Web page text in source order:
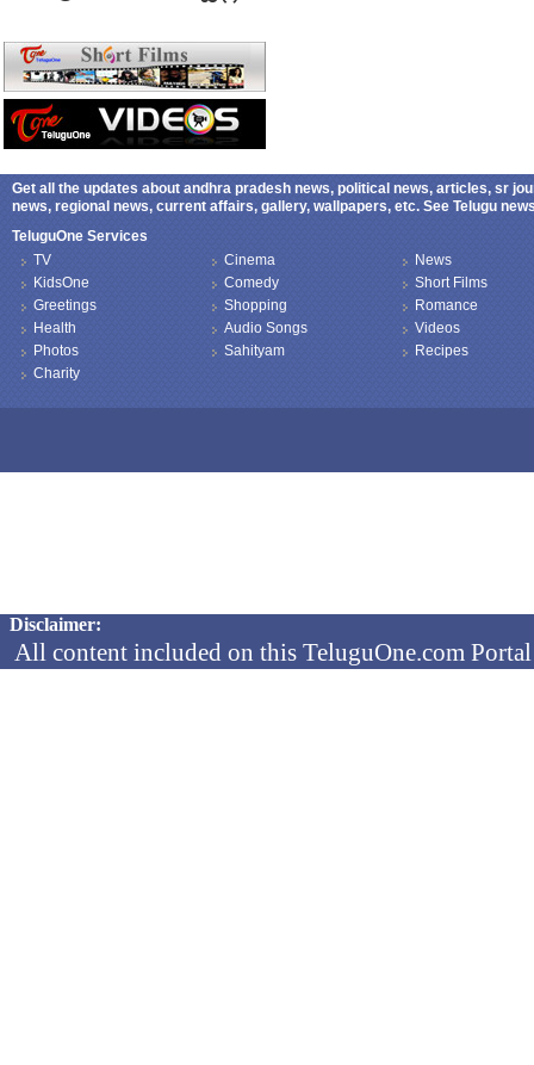
Get all the updates about andhra pradesh news, political news, articles, sr
news, regional news, current affairs, gallery, wallpapers, etc. See Telugu
TeluguOne Services
TV
KidsOne
Greetings
Health
Photos
Charity
Cinema
Comedy
Shopping
Audio Songs
Sahityam
News
Short Films
Romance
Videos
Recipes
Disclaimer:
All content included on this TeluguOne.com